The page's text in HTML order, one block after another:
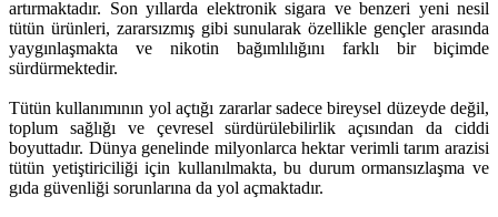
artırmaktadır. Son yıllarda elektronik sigara ve benzeri yeni nesil
tütün ürünleri, zararsızmış gibi sunularak özellikle gençler arasında
yaygınlaşmakta ve nikotin bağımlılığını farklı bir biçimde
sürdürmektedir.
Tütün kullanımının yol açtığı zararlar sadece bireysel düzeyde değil,
toplum sağlığı ve çevresel sürdürülebilirlik açısından da ciddi
boyuttadır. Dünya genelinde milyonlarca hektar verimli tarım arazisi
tütün yetiştiriciliği için kullanılmakta, bu durum ormansızlaşma ve
gıda güvenliği sorunlarına da yol açmaktadır.